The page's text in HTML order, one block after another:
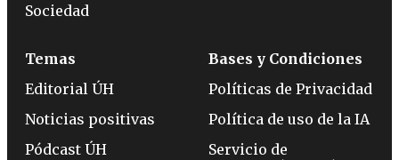
Sociedad
Temas
Editorial ÚH
Noticias positivas
Pódcast ÚH
Bases y Condiciones
Políticas de Privacidad
Política de uso de la IA
Servicio de